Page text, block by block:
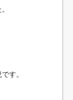
す。